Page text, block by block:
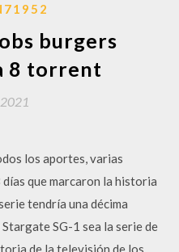
burgers
8 torrent
los aportes, varias
que marcaron la historia
tendría una décima
SG-1 sea la serie de
de la televisión de los